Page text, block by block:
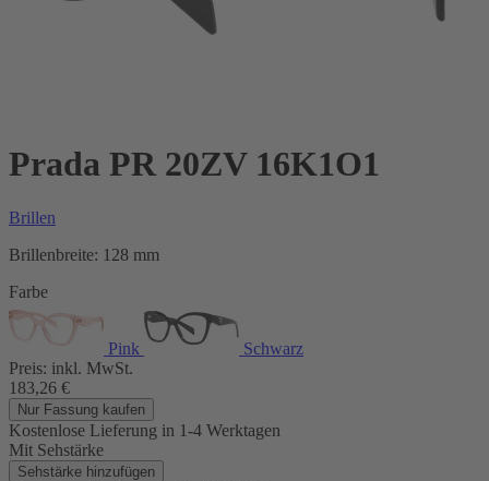
Prada PR 20ZV 16K1O1
Brillen
Brillenbreite: 128 mm
Farbe
Pink
Schwarz
Preis: inkl. MwSt.
183,26 €
Nur Fassung kaufen
Kostenlose Lieferung in 1-4 Werktagen
Mit Sehstärke
Sehstärke hinzufügen